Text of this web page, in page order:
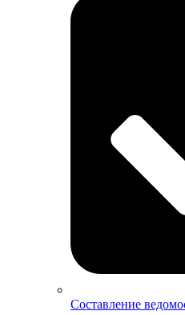
Составление